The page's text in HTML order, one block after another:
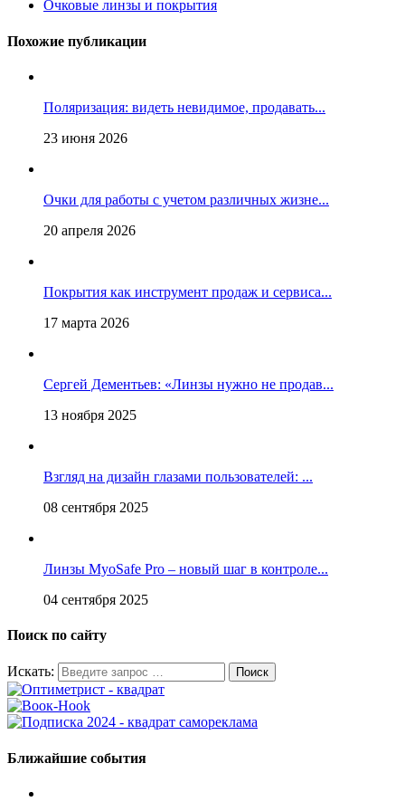
Очковые линзы и покрытия
Похожие публикации
Поляризация: видеть невидимое, продавать...
23 июня 2026
Очки для работы с учетом различных жизне...
20 апреля 2026
Покрытия как инструмент продаж и сервиса...
17 марта 2026
Сергей Дементьев: «Линзы нужно не продав...
13 ноября 2025
Взгляд на дизайн глазами пользователей: ...
08 сентября 2025
Линзы MyoSafe Pro – новый шаг в контроле...
04 сентября 2025
Поиск по сайту
Искать:
Ближайшие события